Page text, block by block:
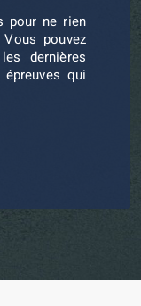
pour ne rien
pouvez
dernières
qui